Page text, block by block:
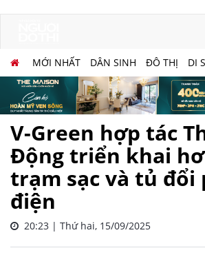
MỚI NHẤT DÂN SINH ĐÔ THỊ DI
V-Green hợp tác
Động triển khai
trạm sạc và tủ đổi
điện
20:23 | Thứ hai, 15/09/2025